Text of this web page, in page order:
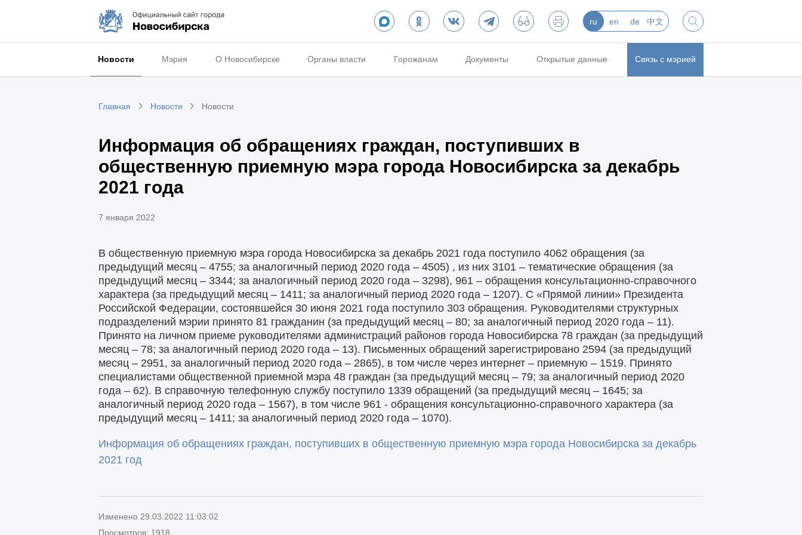
ru en de 中文
Новости Мэрия О Новосибирске Органы власти Горожанам Документы Открытые данные Связь с мэрией
Главная Новости Новости
Информация об обращениях граждан, поступивших в
общественную приемную мэра города Новосибирска за декабрь
2021 года
7 января 2022
В общественную приемную мэра города Новосибирска за декабрь 2021 года поступило 4062 обращения (за
предыдущий месяц – 4755; за аналогичный период 2020 года – 4505) , из них 3101 – тематические обращения (за
предыдущий месяц – 3344; за аналогичный период 2020 года – 3298), 961 – обращения консультационно-справочного
характера (за предыдущий месяц – 1411; за аналогичный период 2020 года – 1207). С «Прямой линии» Президента
Российской Федерации, состоявшейся 30 июня 2021 года поступило 303 обращения. Руководителями структурных
подразделений мэрии принято 81 гражданин (за предыдущий месяц – 80; за аналогичный период 2020 года – 11).
Принято на личном приеме руководителями администраций районов города Новосибирска 78 граждан (за предыдущий
месяц – 78; за аналогичный период 2020 года – 13). Письменных обращений зарегистрировано 2594 (за предыдущий
месяц – 2951, за аналогичный период 2020 года – 2865), в том числе через интернет – приемную – 1519. Принято
специалистами общественной приемной мэра 48 граждан (за предыдущий месяц – 79; за аналогичный период 2020
года – 62). В справочную телефонную службу поступило 1339 обращений (за предыдущий месяц – 1645; за
аналогичный период 2020 года – 1567), в том числе 961 - обращения консультационно-справочного характера (за
предыдущий месяц – 1411; за аналогичный период 2020 года – 1070).
Информация об обращениях граждан, поступивших в общественную приемную мэра города Новосибирска за декабрь
2021 год
Изменено 29.03.2022 11:03:02
Просмотров: 1918